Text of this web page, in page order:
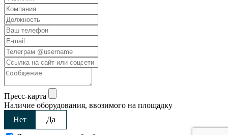
Пресс-карта
Наличие оборудования, ввозимого на площадку
Нет
Да